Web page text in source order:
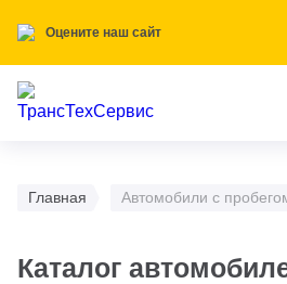
Главная Автомобили с
Каталог
Оцените наш сайт